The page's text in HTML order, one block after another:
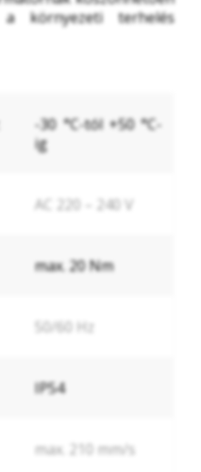
környezeti terhelés
-30 °C-tól +50 °C-
ig
AC 220 – 240 V
max. 20 Nm
50/60 Hz
IP54
max. 210 mm/s